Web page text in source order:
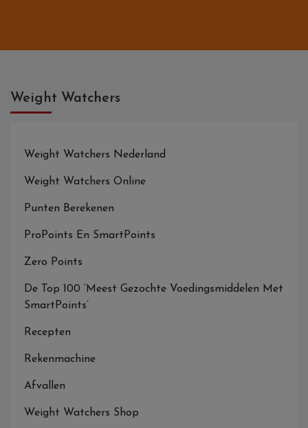
Weight Watchers
Weight Watchers Nederland
Weight Watchers Online
Punten Berekenen
ProPoints En SmartPoints
Zero Points
De Top 100 ‘Meest Gezochte Voedingsmiddelen Met
SmartPoints’
Recepten
Rekenmachine
Afvallen
Weight Watchers Shop